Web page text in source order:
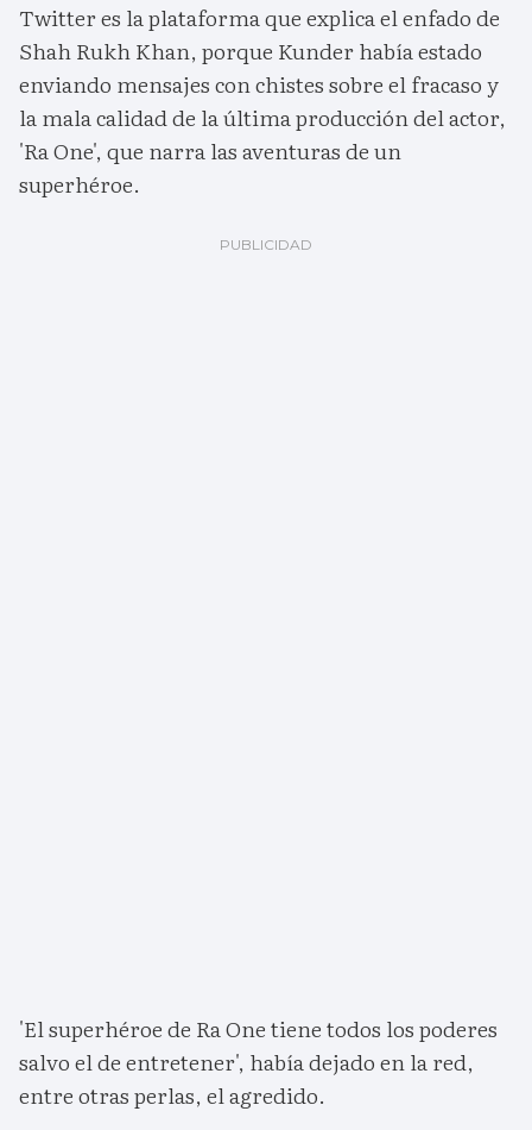
Twitter es la plataforma que explica el enfado de
Shah Rukh Khan, porque Kunder había estado
enviando mensajes con chistes sobre el fracaso y
la mala calidad de la última producción del actor,
'Ra One', que narra las aventuras de un
superhéroe.
'El superhéroe de Ra One tiene todos los poderes
salvo el de entretener', había dejado en la red,
entre otras perlas, el agredido.